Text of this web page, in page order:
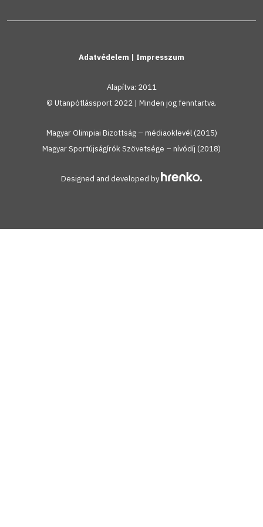
Adatvédelem | Impresszum
Alapítva: 2011
© Utanpótlássport 2022 | Minden jog fenntartva.
Magyar Olimpiai Bizottság – médiaoklevél (2015)
Magyar Sportújságírók Szövetsége – nívódíj (2018)
Designed and developed by